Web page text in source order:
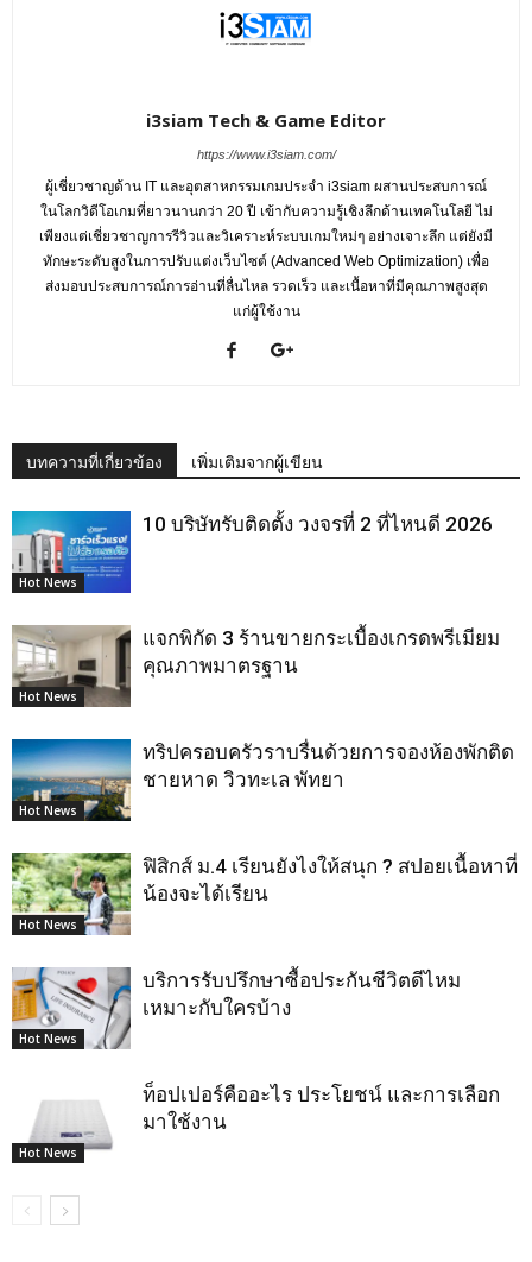
i3siam Tech & Game Editor
https://www.i3siam.com/
ผู้เชี่ยวชาญด้าน IT และอุตสาหกรรมเกมประจำ i3siam ผสานประสบการณ์
ในโลกวิดีโอเกมที่ยาวนานกว่า 20 ปี เข้ากับความรู้เชิงลึกด้านเทคโนโลยี ไม่
เพียงแต่เชี่ยวชาญการรีวิวและวิเคราะห์ระบบเกมใหม่ๆ อย่างเจาะลึก แต่ยังมี
ทักษะระดับสูงในการปรับแต่งเว็บไซต์ (Advanced Web Optimization) เพื่อ
ส่งมอบประสบการณ์การอ่านที่ลื่นไหล รวดเร็ว และเนื้อหาที่มีคุณภาพสูงสุด
แก่ผู้ใช้งาน
บทความที่เกี่ยวข้อง เพิ่มเติมจากผู้เขียน
Hot News
10 บริษัทรับติดตั้ง วงจรที่ 2 ที่ไหนดี 2026
Hot News
แจกพิกัด 3 ร้านขายกระเบื้องเกรดพรีเมียม
คุณภาพมาตรฐาน
Hot News
ทริปครอบครัวราบรื่นด้วยการจองห้องพักติด
ชายหาด วิวทะเล พัทยา
Hot News
ฟิสิกส์ ม.4 เรียนยังไงให้สนุก ? สปอยเนื้อหาที่
น้องจะได้เรียน
Hot News
บริการรับปรึกษาซื้อประกันชีวิตดีไหม
เหมาะกับใครบ้าง
Hot News
ท็อปเปอร์คืออะไร ประโยชน์ และการเลือก
มาใช้งาน